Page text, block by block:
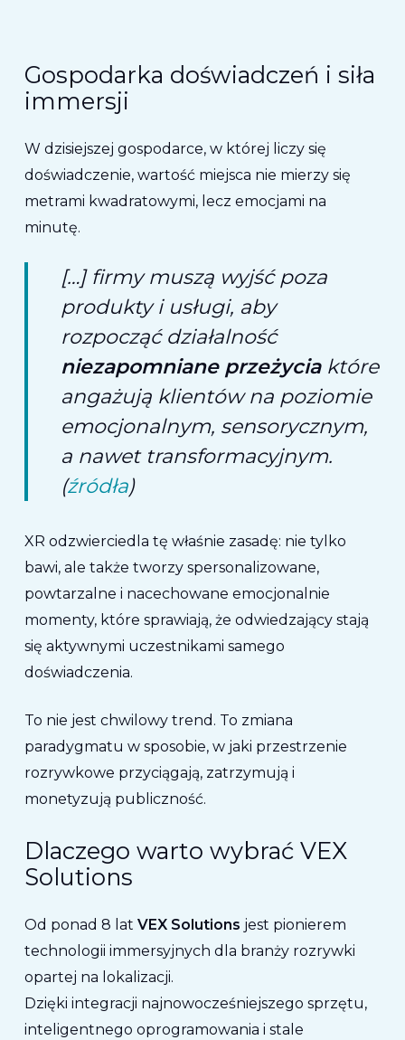
Gospodarka doświadczeń i siła
immersji
W dzisiejszej gospodarce, w której liczy się
doświadczenie, wartość miejsca nie mierzy się
metrami kwadratowymi, lecz emocjami na
minutę.
[…] firmy muszą wyjść poza
produkty i usługi, aby
rozpocząć działalność
niezapomniane przeżyciaktóre
angażują klientów na poziomie
emocjonalnym, sensorycznym,
a nawet transformacyjnym.
(źródła)
XR odzwierciedla tę właśnie zasadę: nie tylko
bawi, ale także tworzy spersonalizowane,
powtarzalne i nacechowane emocjonalnie
momenty, które sprawiają, że odwiedzający stają
się aktywnymi uczestnikami samego
doświadczenia.
To nie jest chwilowy trend. To zmiana
paradygmatu w sposobie, w jaki przestrzenie
rozrywkowe przyciągają, zatrzymują i
monetyzują publiczność.
Dlaczego warto wybrać VEX
Solutions
Od ponad 8 lat VEX Solutions jest pionierem
technologii immersyjnych dla branży rozrywki
opartej na lokalizacji.
Dzięki integracji najnowocześniejszego sprzętu,
inteligentnego oprogramowania i stale